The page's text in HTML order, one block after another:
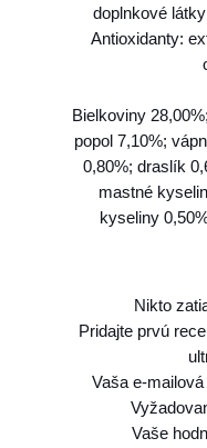
doplnkové
Antioxidanty:
Bielkoviny
popol 7,10%;
0,80%; draslík
mastné
kyseliny
Nikto
Pridajte prvú
Vaša e-
Vaše